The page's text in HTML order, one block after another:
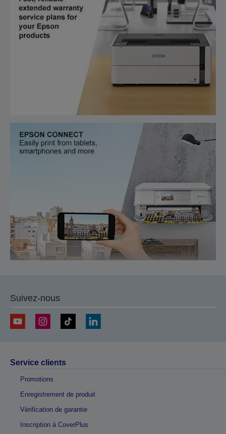
Suivez-nous
Service clients
Promotions
Enregistrement de produit
Vérification de garantie
Inscription à CoverPlus